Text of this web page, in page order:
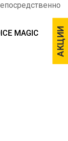
АКЦИИ
АКЦИИ
MAGIC